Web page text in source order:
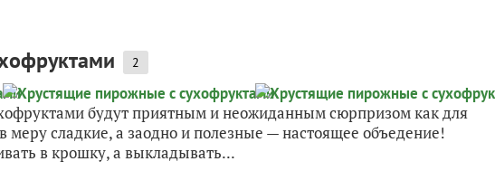
2
будут приятным и неожиданным сюрпризом как для
меру сладкие, а заодно и полезные — настоящее объедение!
в крошку, а выкладывать...